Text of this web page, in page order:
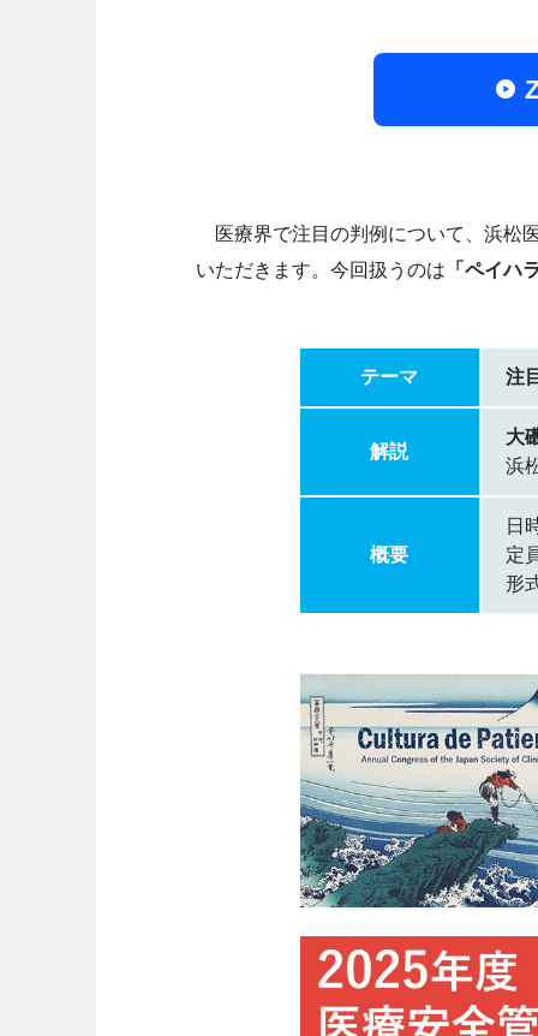
医療界で注目の判例について、浜松
いただきます。今回扱うのは 「ペイハ
テーマ 注
解説
大
浜
概要
日
定
形